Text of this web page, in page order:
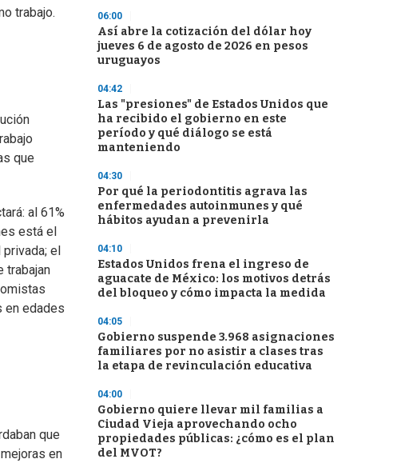
trabajo.
que
al 61%
está el
el
trabajan
en edades
que
en
06:00
Así abre la cotización del dólar hoy
jueves 6 de agosto de 2026 en pesos
uruguayos
04:42
Las "presiones" de Estados Unidos que
ha recibido el gobierno en este
período y qué diálogo se está
manteniendo
04:30
Por qué la periodontitis agrava las
enfermedades autoinmunes y qué
hábitos ayudan a prevenirla
04:10
Estados Unidos frena el ingreso de
aguacate de México: los motivos detrás
del bloqueo y cómo impacta la medida
04:05
Gobierno suspende 3.968 asignaciones
familiares por no asistir a clases tras
la etapa de revinculación educativa
04:00
Gobierno quiere llevar mil familias a
Ciudad Vieja aprovechando ocho
propiedades públicas: ¿cómo es el plan
del MVOT?